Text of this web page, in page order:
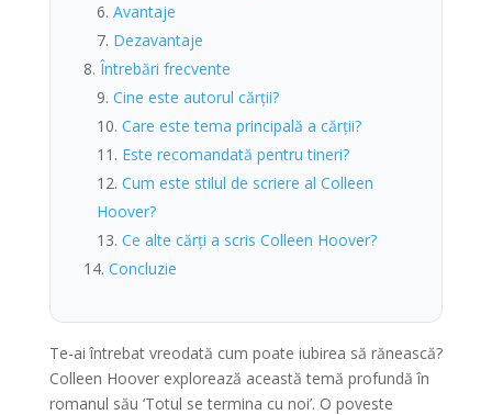
Avantaje
Dezavantaje
Întrebări frecvente
Cine este autorul cărții?
Care este tema principală a cărții?
Este recomandată pentru tineri?
Cum este stilul de scriere al Colleen
Hoover?
Ce alte cărți a scris Colleen Hoover?
Concluzie
Te-ai întrebat vreodată cum poate iubirea să rănească?
Colleen Hoover explorează această temă profundă în
romanul său ‘Totul se termina cu noi’. O poveste